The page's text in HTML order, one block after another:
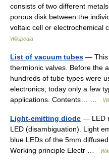
consists of two different
porous disk between the
voltaic cell or
Wikipedia
List of vacuum tubes — This
thermionic valves. Before the
hundreds of tube types were
electronics; today only a few
applications. Contents… …
Light-emitting diode — LED
LED (disambiguation). Light
blue LEDs of the 5mm
Working principle Electr …